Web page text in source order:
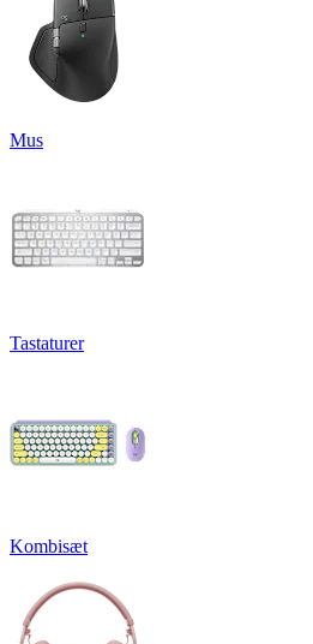
Mus
Tastaturer
Kombisæt